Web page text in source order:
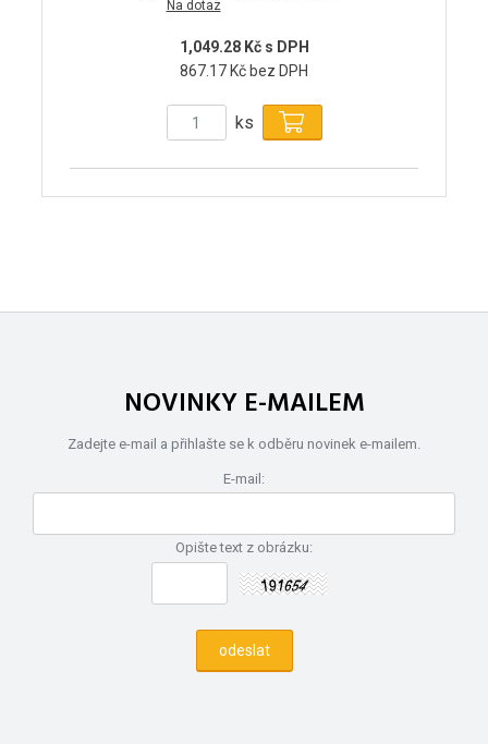
Na dotaz
1,049.28 Kč s DPH
867.17 Kč bez DPH
ks
NOVINKY E-MAILEM
Zadejte e-mail a přihlašte se k odběru novinek e-mailem.
E-mail:
Opište text z obrázku: